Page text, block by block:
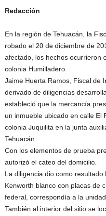
Redacción
En la región de Tehuacán, la
robado el 20 de diciembre de
afectado, los hechos ocurrieron
colonia Humilladero.
Jaime Huerta Ramos, Fiscal de
derivado de diligencias
estableció que la mercancía
un inmueble ubicado en calle El
colonia Juquilita en la junta
Tehuacán.
Con los elementos de prueba
autorizó el cateo del domicilio.
La diligencia dio como
Kenworth blanco con placas de
federal, correspondía a la
También al interior del sitio se